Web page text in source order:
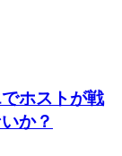
ホストが戦
か？